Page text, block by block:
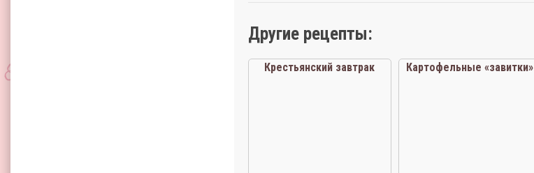
Другие рецепты:
Крестьянский завтрак Картофельные «завитки»